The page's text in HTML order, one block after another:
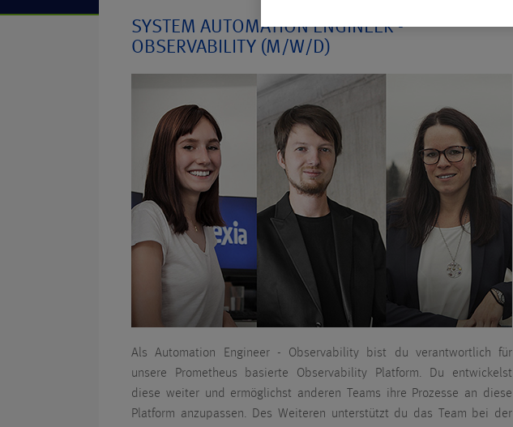
SYSTEM AUTOMATION ENGINEER -
OBSERVABILITY (M/W/D)
Als Automation Engineer - Observability bist du verantwortlich für
unsere Prometheus basierte Observability Platform. Du entwickelst
diese weiter und ermöglichst anderen Teams ihre Prozesse an diese
Platform anzupassen. Des Weiteren unterstützt du das Team bei der